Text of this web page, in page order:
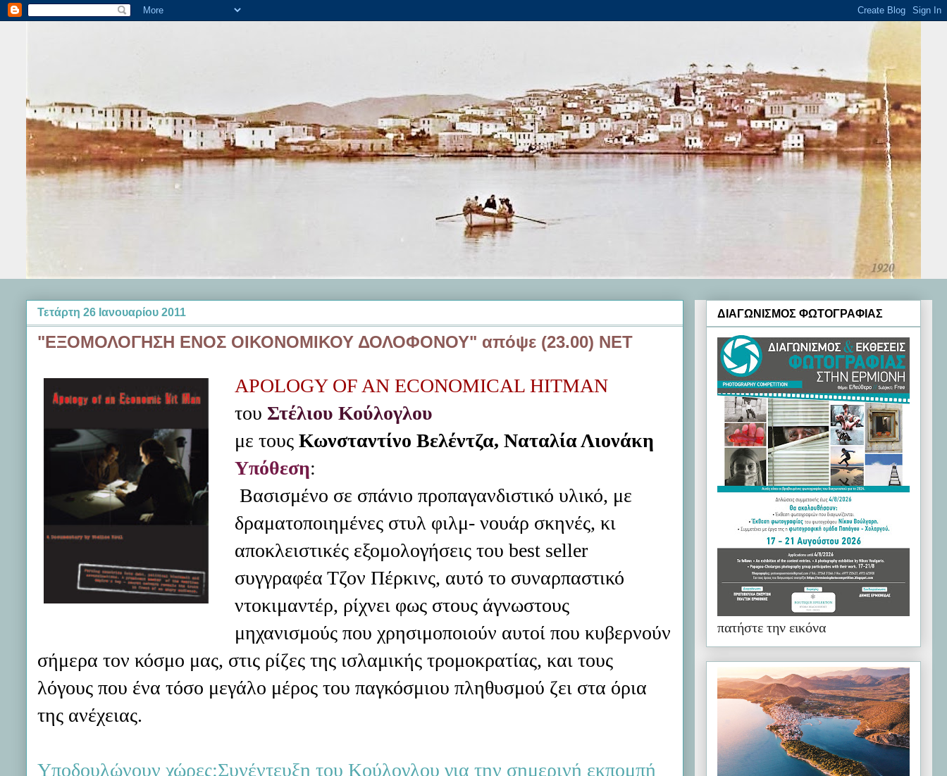
Τετάρτη 26 Ιανουαρίου 2011
"ΕΞΟΜΟΛΟΓΗΣΗ ΕΝΟΣ ΟΙΚΟΝΟΜΙΚΟΥ ΔΟΛΟΦΟΝΟΥ" απόψε (23.00) ΝΕΤ
APOLOGY OF AN ECONOMICAL HITMAN
του Στέλιου Κούλογλου
με τους Κωνσταντίνο Βελέντζα, Ναταλία Λιονάκη
Υπόθεση:
Βασισμένο σε σπάνιο προπαγανδιστικό υλικό, με
δραματοποιημένες στυλ φιλμ- νουάρ σκηνές, κι
αποκλειστικές εξομολογήσεις του best seller
συγγραφέα Τζον Πέρκινς, αυτό το συναρπαστικό
ντοκιμαντέρ, ρίχνει φως στους άγνωστους
μηχανισμούς που χρησιμοποιούν αυτοί που κυβερνούν
σήμερα τον κόσμο μας, στις ρίζες της ισλαμικής τρομοκρατίας, και τους
λόγους που ένα τόσο μεγάλο μέρος του παγκόσμιου πληθυσμού ζει στα όρια
της ανέχειας.
Υποδουλώνουν χώρες:Συνέντευξη του Κούλογλου για την σημερινή εκπομπή
ΔΙΑΓΩΝΙΣΜΟΣ ΦΩΤΟΓΡΑΦΙΑΣ
πατήστε την εικόνα